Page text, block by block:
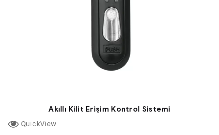
Akıllı Kilit Erişim Kontrol Sistemi
QuickView